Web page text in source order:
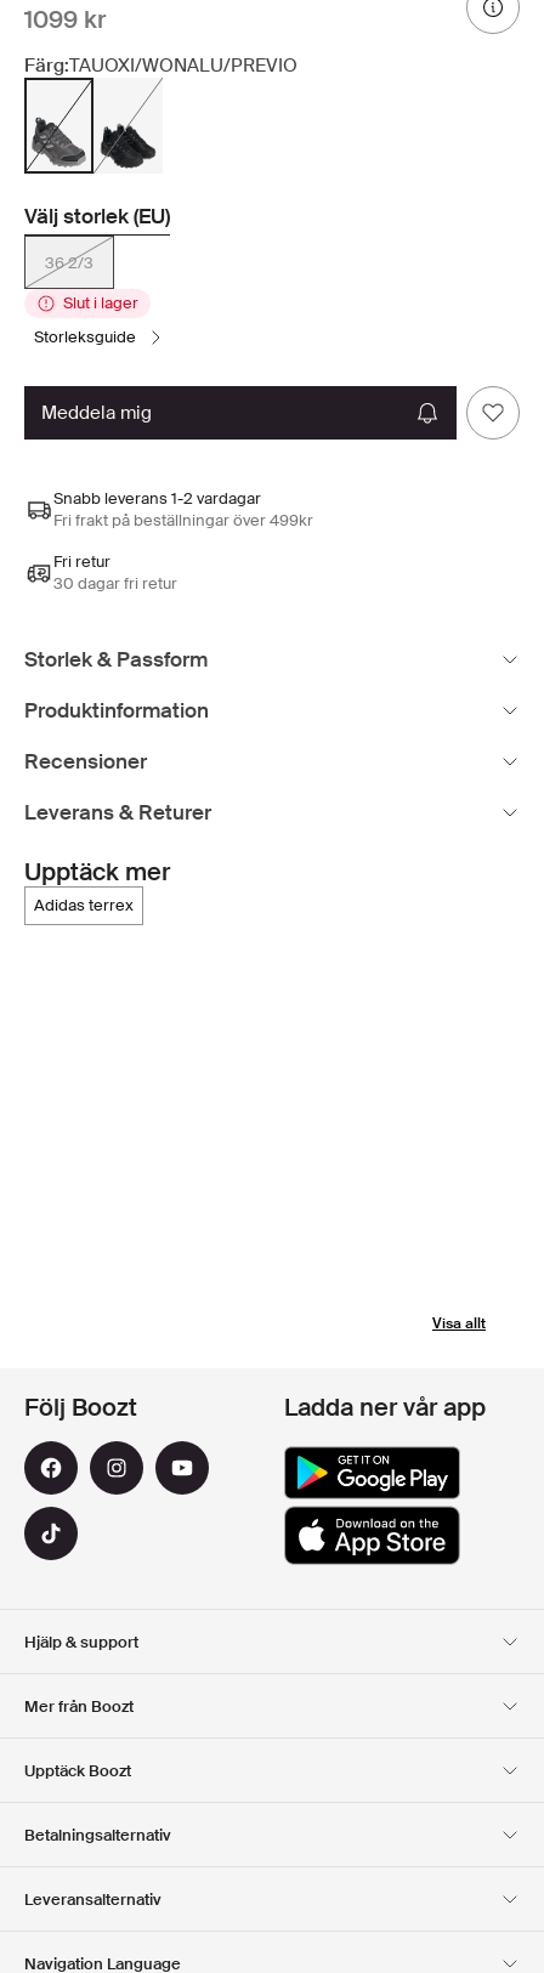
1099 kr
Färg:TAUOXI/WONALU/PREVIO
Välj storlek (EU)
36 2/3
Slut i lager
storleksguide
meddela mig
Snabb leverans 1-2 vardagar
Fri frakt på beställningar över 499kr
Fri retur
30 dagar fri retur
Storlek & Passform
Produktinformation
Recensioner
Leverans & Returer
Upptäck mer
adidas terrex
Visa allt
Hjälp & support
Mer från Boozt
Club Boozt
Upptäck Boozt
Press & utmärkelser
Följ Boozt Ladda ner vår app
Betalningsalternativ
Leveransalternativ
Navigation Language